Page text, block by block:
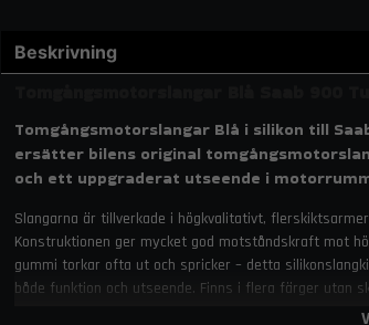
Beskrivning
Tomgångsmotorslangar Blå i silikon till
ersätter bilens original
och ett uppgraderat utseende i
Slangarna är tillverkade i högkvalitativt,
Konstruktionen ger mycket god motståndskraft mot
gummi torkar ofta ut och spricker – detta
både funktion och utseende. Finns i flera färger utan